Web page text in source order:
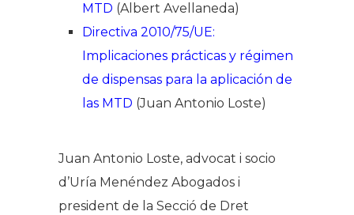
MTD (Albert Avellaneda)
Directiva 2010/75/UE:
Implicaciones prácticas y régimen
de dispensas para la aplicación de
las MTD (Juan Antonio Loste)
Juan Antonio Loste, advocat i socio
d’Uría Menéndez Abogados i
president de la Secció de Dret